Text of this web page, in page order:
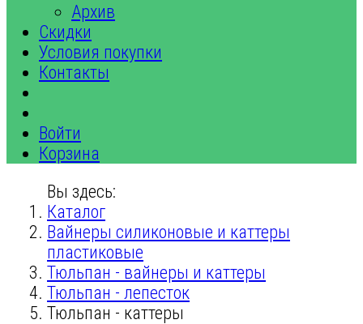
Архив
Скидки
Условия покупки
Контакты
Войти
Корзина
Вы здесь:
Каталог
Вайнеры силиконовые и каттеры
пластиковые
Тюльпан - вайнеры и каттеры
Тюльпан - лепесток
Тюльпан - каттеры